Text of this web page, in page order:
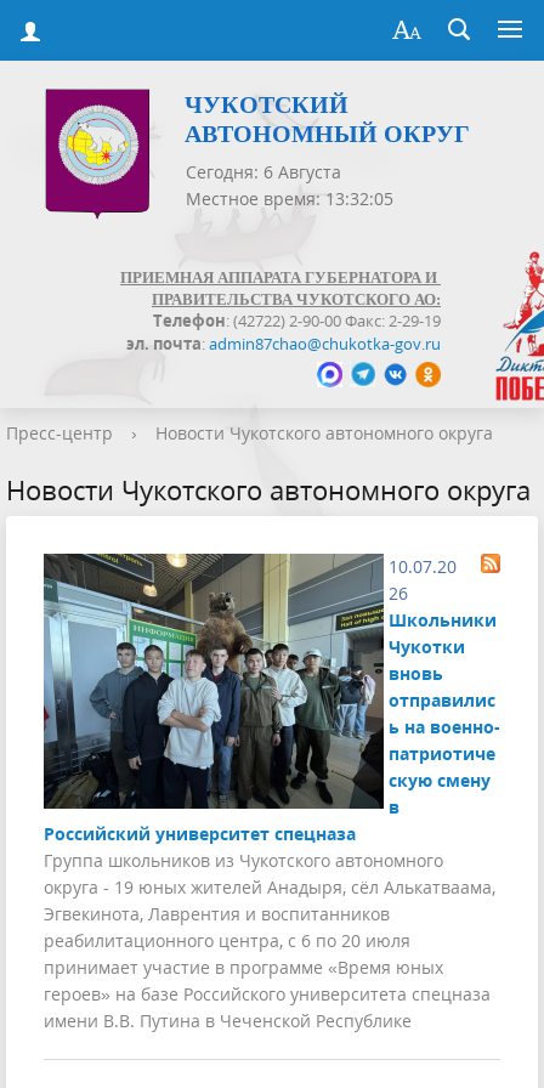
ЧУКОТСКИЙ
АВТОНОМНЫЙ ОКРУГ
Сегодня: 6 Августа
Местное время: 13:32:05
ПРИЕМНАЯ АППАРАТА ГУБЕРНАТОРА И
ПРАВИТЕЛЬСТВА ЧУКОТСКОГО АО:
Телефон: (42722) 2-90-00 Факс: 2-29-19
эл. почта:admin87chao@chukotka-gov.ru
Пресс-центр › Новости Чукотского автономного округа
Новости Чукотского автономного округа
10.07.20
26
Школьники
Чукотки
вновь
отправилис
ь на военно-
патриотиче
скую смену
в
Российский университет спецназа
Группа школьников из Чукотского автономного
округа - 19 юных жителей Анадыря, сёл Алькатваама,
Эгвекинота, Лаврентия и воспитанников
реабилитационного центра, с 6 по 20 июля
принимает участие в программе «Время юных
героев» на базе Российского университета спецназа
имени В.В. Путина в Чеченской Республике